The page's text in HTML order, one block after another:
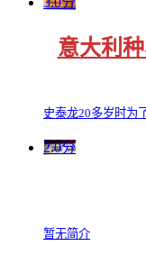
意大利
史泰龙20多岁时为
2.0分
暂无简介